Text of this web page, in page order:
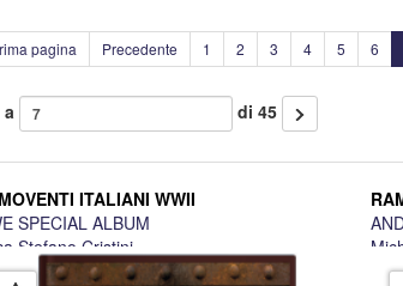
pagina Precedente 1 2 3 4 5 6
a di 45
ITALIANI WWII
SPECIAL ALBUM
Stefano Cristini